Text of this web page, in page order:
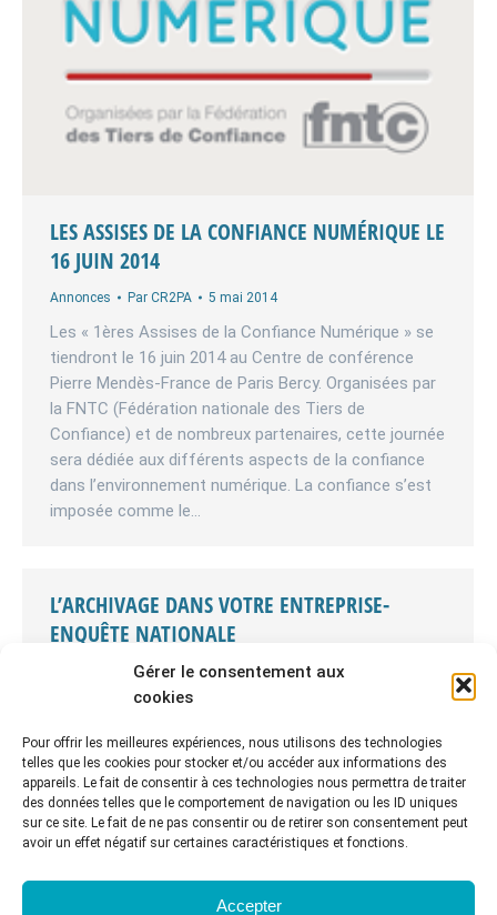
Gérer le consentement aux
cookies
Pour offrir les meilleures expériences, nous utilisons des technologies
telles que les cookies pour stocker et/ou accéder aux informations des
appareils. Le fait de consentir à ces technologies nous permettra de traiter
des données telles que le comportement de navigation ou les ID uniques
sur ce site. Le fait de ne pas consentir ou de retirer son consentement peut
avoir un effet négatif sur certaines caractéristiques et fonctions.
Accepter
LES ASSISES DE LA CONFIANCE NUMÉRIQUE LE
16 JUIN 2014
Annonces Par CR2PA 5 mai 2014
Les « 1ères Assises de la Confiance Numérique » se
tiendront le 16 juin 2014 au Centre de conférence
Pierre Mendès-France de Paris Bercy. Organisées par
la FNTC (Fédération nationale des Tiers de
Confiance) et de nombreux partenaires, cette journée
sera dédiée aux différents aspects de la confiance
dans l’environnement numérique. La confiance s’est
imposée comme le…
L’ARCHIVAGE DANS VOTRE ENTREPRISE-
ENQUÊTE NATIONALE
ParCR2PA 16 mai 2013
La date limite pour participer à l’enquête est
une enquête sur l’archivage, préparée par son groupe
de travail « Benchmark » : Comment évaluez-vous
votre entreprise face aux enjeux de l’archivage ? Quel
est le profil et l’avancement de votre projet ? D’abord